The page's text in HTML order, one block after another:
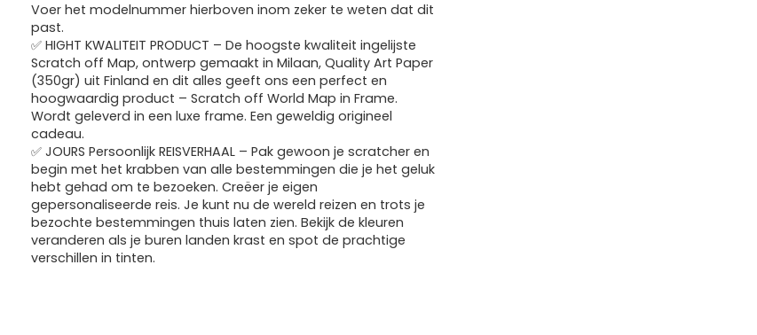
Voer het modelnummer hierboven inom zeker te weten dat dit
past.
✅ HIGHT KWALITEIT PRODUCT – De hoogste kwaliteit ingelijste
Scratch off Map, ontwerp gemaakt in Milaan, Quality Art Paper
(350gr) uit Finland en dit alles geeft ons een perfect en
hoogwaardig product – Scratch off World Map in Frame.
Wordt geleverd in een luxe frame. Een geweldig origineel
cadeau.
✅ JOURS Persoonlijk REISVERHAAL – Pak gewoon je scratcher en
begin met het krabben van alle bestemmingen die je het geluk
hebt gehad om te bezoeken. Creëer je eigen
gepersonaliseerde reis. Je kunt nu de wereld reizen en trots je
bezochte bestemmingen thuis laten zien. Bekijk de kleuren
veranderen als je buren landen krast en spot de prachtige
verschillen in tinten.